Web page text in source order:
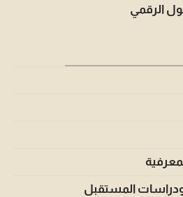
الرقمي
ودراسات المستقبل